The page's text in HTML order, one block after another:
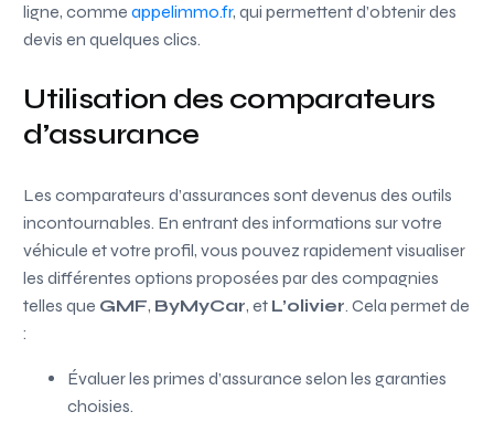
ligne, commeappelimmo.fr, qui permettent d’obtenir des
devis en quelques clics.
Utilisation des comparateurs
d’assurance
Les comparateurs d’assurances sont devenus des outils
incontournables. En entrant des informations sur votre
véhicule et votre profil, vous pouvez rapidement visualiser
les différentes options proposées par des compagnies
telles que GMF, ByMyCar, et L’olivier. Cela permet de
:
Évaluer les primes d’assurance selon les garanties
choisies.